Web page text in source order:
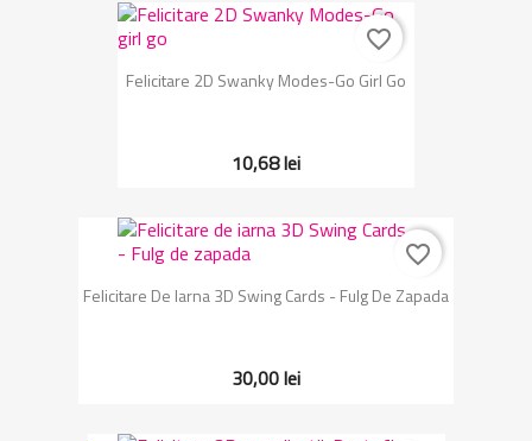
Felicitare 2D Swanky Modes-Go Girl Go
10,68 lei
favorite_border
Felicitare De Iarna 3D Swing Cards - Fulg De Zapada
30,00 lei
favorite_border